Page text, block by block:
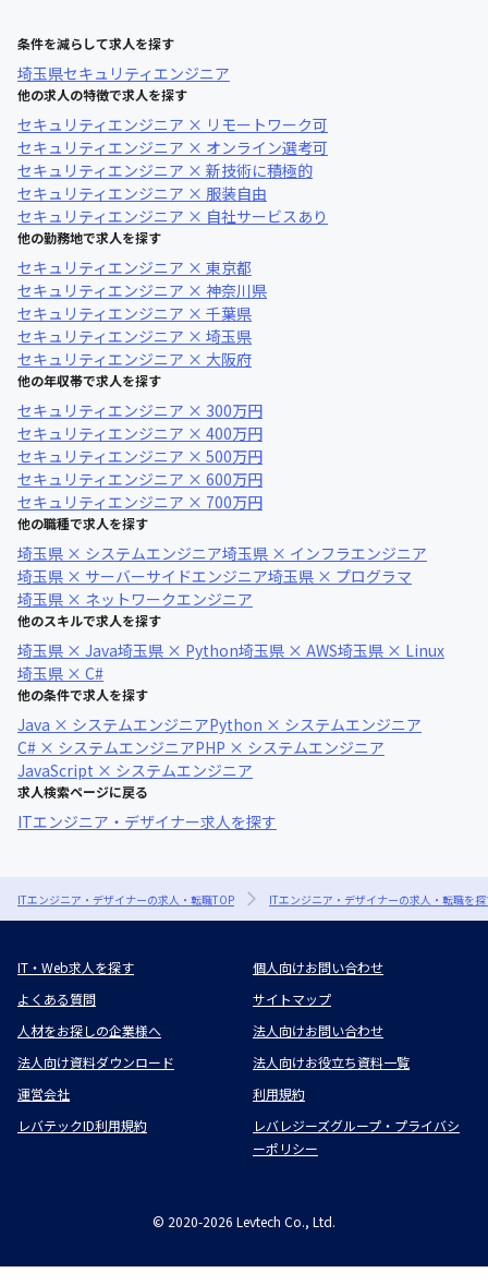
条件を減らして求人を探す
埼玉県セキュリティエンジニア
他の求人の特徴で求人を探す
セキュリティエンジニア × リモートワーク可
セキュリティエンジニア × オンライン選考可
セキュリティエンジニア × 新技術に積極的
セキュリティエンジニア × 服装自由
セキュリティエンジニア × 自社サービスあり
他の勤務地で求人を探す
セキュリティエンジニア × 東京都
セキュリティエンジニア × 神奈川県
セキュリティエンジニア × 千葉県
セキュリティエンジニア × 埼玉県
セキュリティエンジニア × 大阪府
他の年収帯で求人を探す
セキュリティエンジニア × 300万円
セキュリティエンジニア × 400万円
セキュリティエンジニア × 500万円
セキュリティエンジニア × 600万円
セキュリティエンジニア × 700万円
他の職種で求人を探す
埼玉県 × システムエンジニア埼玉県 × インフラエンジニア
埼玉県 × サーバーサイドエンジニア埼玉県 × プログラマ
埼玉県 × ネットワークエンジニア
他のスキルで求人を探す
埼玉県 × Java埼玉県 × Python埼玉県 × AWS埼玉県 × Linux
埼玉県 × C#
他の条件で求人を探す
Java × システムエンジニアPython × システムエンジニア
C# × システムエンジニアPHP × システムエンジニア
JavaScript × システムエンジニア
求人検索ページに戻る
ITエンジニア・デザイナー求人を探す
ITエンジニア・デザイナーの求人・転職TOP ITエンジニア・デザイナーの求人・転職を
IT・Web求人を探す
個人向けお問い合わせ
よくある質問
サイトマップ
人材をお探しの企業様へ
法人向けお問い合わせ
法人向け資料ダウンロード
法人向けお役立ち資料一覧
運営会社
利用規約
レバテックID利用規約
レバレジーズグループ・プライバシ
ーポリシー
© 2020-2026 Levtech Co., Ltd.